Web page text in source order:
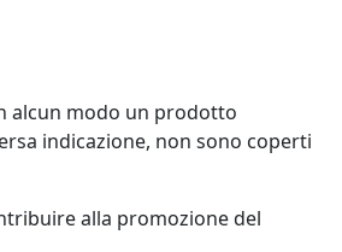
alcun modo un prodotto
indicazione, non sono coperti
alla promozione del